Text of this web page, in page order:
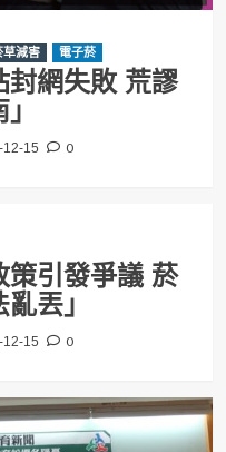
草減害 電子菸
封網失敗 荒謬
15 0
策引發爭議 菸
丟」
15 0